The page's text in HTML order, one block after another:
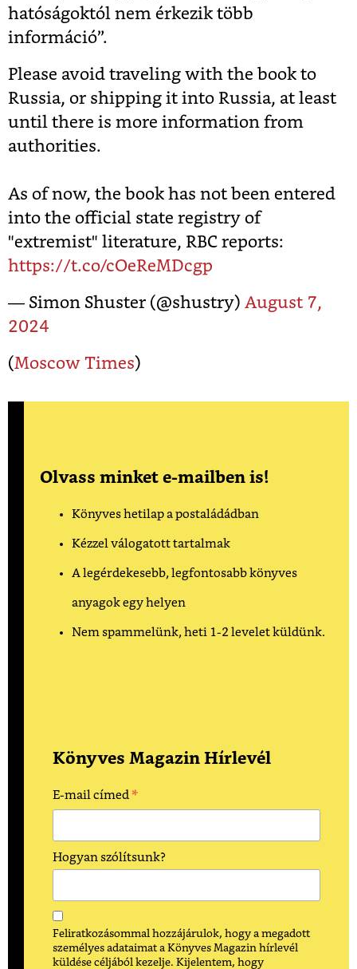
hatóságoktól nem érkezik több
információ”.
Please avoid traveling with the book to
Russia, or shipping it into Russia, at least
until there is more information from
authorities.
As of now, the book has not been entered
into the official state registry of
"extremist" literature, RBC reports:
https://t.co/cOeReMDcgp
— Simon Shuster (@shustry) August 7,
2024
(Moscow Times)
Olvass minket e-mailben is!
Könyves hetilap a postaládádban
Kézzel válogatott tartalmak
A legérdekesebb, legfontosabb könyves
anyagok egy helyen
Nem spammelünk, heti 1-2 levelet küldünk.
Könyves Magazin Hírlevél
E-mail címed *
Hogyan szólítsunk?
Feliratkozásommal hozzájárulok, hogy a megadott
személyes adataimat a Könyves Magazin hírlevél
küldése céljából kezelje. Kijelentem, hogy